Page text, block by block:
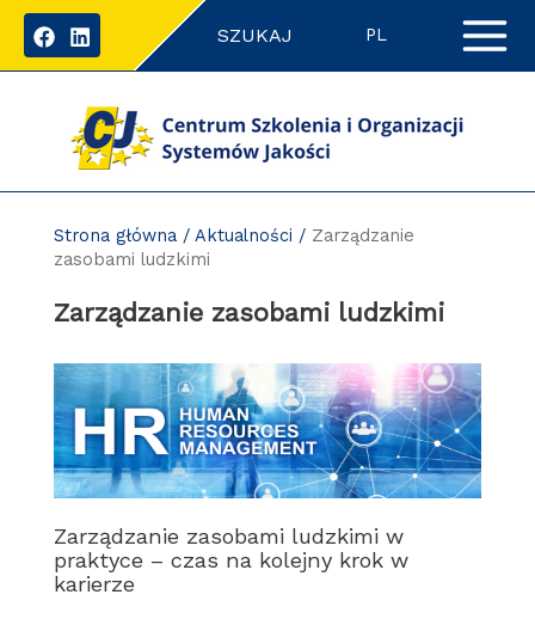
Przejdź
zawartości
SZUKAJ PL
Strona główna/ Aktualności / Zarządzanie
zasobami ludzkimi
Zarządzanie zasobami ludzkimi
Zarządzanie zasobami ludzkimi w
praktyce – czas na kolejny krok w
karierze